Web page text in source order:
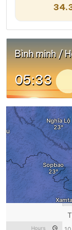
Bình minh /
05:33